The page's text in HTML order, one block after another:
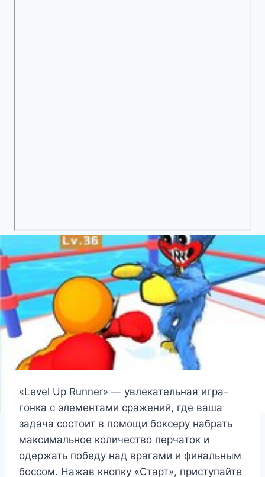
«Level Up Runner» — увлекательная игра-
гонка с элементами сражений, где ваша
задача состоит в помощи боксеру набрать
максимальное количество перчаток и
одержать победу над врагами и финальным
боссом. Нажав кнопку «Старт», приступайте